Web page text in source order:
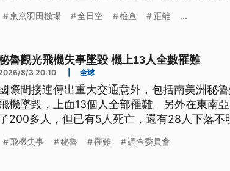
東京羽田機場 全日空 檢查 距離 ...
魯觀光飛機失事墜毀 機上13人全數罹難
8/3 20:10 全球
國際間接連傳出重大交通意外，包括南美洲秘
機墜毀，上面13個人全部罹難。另外在東南
200多人，但已有5人死亡，還有28人下落不
飛機失事 秘魯 罹難 調查委員會